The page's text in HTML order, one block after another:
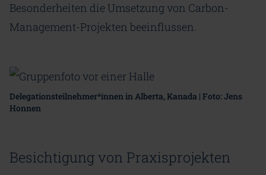
Besonderheiten die Umsetzung von Carbon-
Management-Projekten beeinflussen.
Delegationsteilnehmer*innen in Alberta, Kanada | Foto: Jens
Honnen
Besichtigung von Praxisprojekten